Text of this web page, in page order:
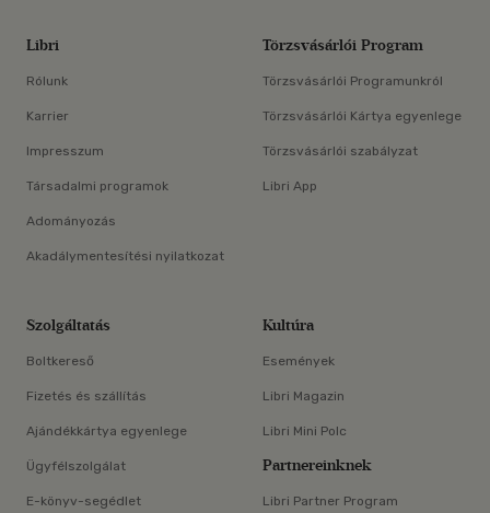
Libri
Rólunk
Karrier
Impresszum
Társadalmi programok
Adományozás
Akadálymentesítési nyilatkozat
Törzsvásárlói Program
Törzsvásárlói Programunkról
Törzsvásárlói Kártya egyenlege
Törzsvásárlói szabályzat
Libri App
Szolgáltatás
Boltkereső
Fizetés és szállítás
Ajándékkártya egyenlege
Ügyfélszolgálat
E-könyv-segédlet
Kultúra
Események
Libri Magazin
Libri Mini Polc
Partnereinknek
Libri Partner Program